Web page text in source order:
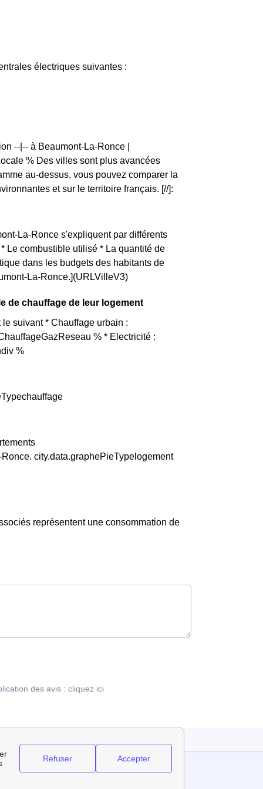
électriques suivantes :
--|-- à Beaumont-La-Ronce |
% Des villes sont plus avancées
au-dessus, vous pouvez comparer la
et sur le territoire français. [//]:
La-Ronce s'expliquent par différents
Le combustible utilisé * La quantité de
dans les budgets des habitants de
La-Ronce.](URLVilleV3)
de chauffage de leur logement
suivant * Chauffage urbain :
% * Electricité :
%
city.data.graphePieTypelogement
représentent une consommation de
des avis : cliquez ici